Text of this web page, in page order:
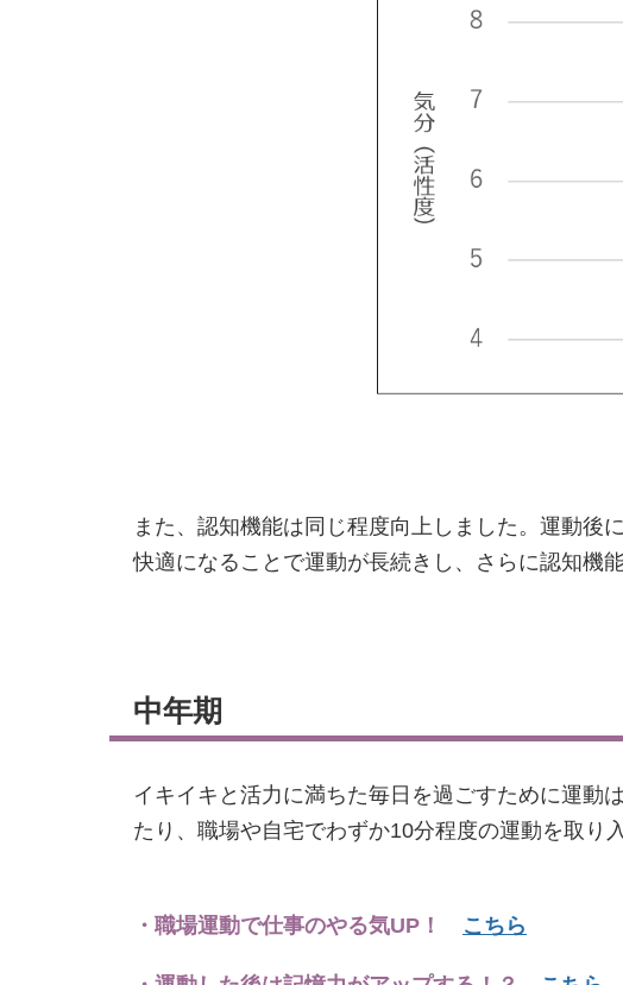
また、認知機能は同じ程度向上しました。運動後
快適になることで運動が長続きし、さらに認知機
中年期
イキイキと活力に満ちた毎日を過ごすために運動
たり、職場や自宅でわずか10分程度の運動を取り
・職場運動で仕事のやる気UP！ こちら